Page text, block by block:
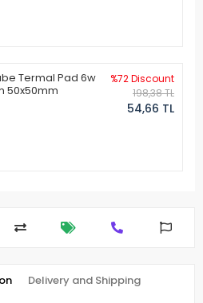
Termal Pad 6w
50x50mm
%72 Discount
198,38 TL
54,66 TL
Delivery and Shipping